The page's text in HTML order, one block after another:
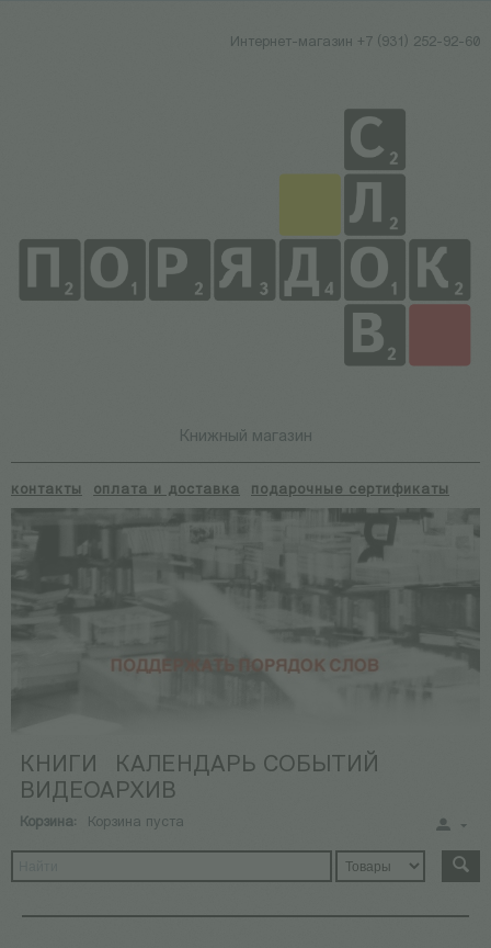
Интернет-магазин +7 (931) 252-92-60
Книжный магазин
контакты оплата и доставка подарочные сертификаты
КНИГИ
КАЛЕНДАРЬ СОБЫТИЙ
ВИДЕОАРХИВ
Корзина: Корзина пуста